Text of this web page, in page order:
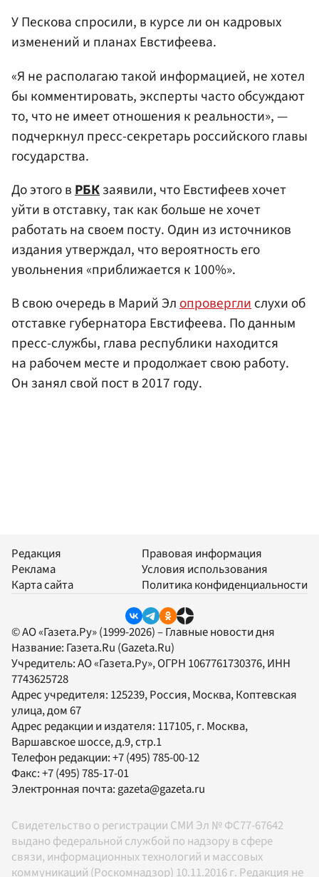
У Пескова спросили, в курсе ли он кадровых
изменений и планах Евстифеева.
«Я не располагаю такой информацией, не хотел
бы комментировать, эксперты часто обсуждают
то, что не имеет отношения к реальности», —
подчеркнул пресс-секретарь российского главы
государства.
До этого вРБКзаявили, что Евстифеев хочет
уйти в отставку, так как больше не хочет
работать на своем посту. Один из источников
издания утверждал, что вероятность его
увольнения «приближается к 100%».
В свою очередь в Марий Элопроверглислухи об
отставке губернатора Евстифеева. По данным
пресс-службы, глава республики находится
на рабочем месте и продолжает свою работу.
Он занял свой пост в 2017 году.
Редакция
Реклама
Карта сайта
Правовая информация
Условия использования
Политика конфиденциальности
© АО «Газета.Ру» (1999-2026) – Главные новости дня
Название: Газета.Ru (Gazeta.Ru)
Учредитель:АО «Газета.Ру», ОГРН 1067761730376, ИНН
7743625728
Адрес учредителя: 125239, Россия, Москва, Коптевская
улица, дом 67
Адрес редакции и издателя: 117105, г. Москва,
Варшавское шоссе, д.9, стр.1
Телефон редакции:+7 (495) 785-00-12
Факс:+7 (495) 785-17-01
Электронная почта:gazeta@gazeta.ru
Свидетельство о регистрации СМИ Эл № ФС77-67642
выдано федеральной службой по надзору в сфере
связи, информационных технологий и массовых
коммуникаций (Роскомнадзор) 10.11.2016 г. Редакция не